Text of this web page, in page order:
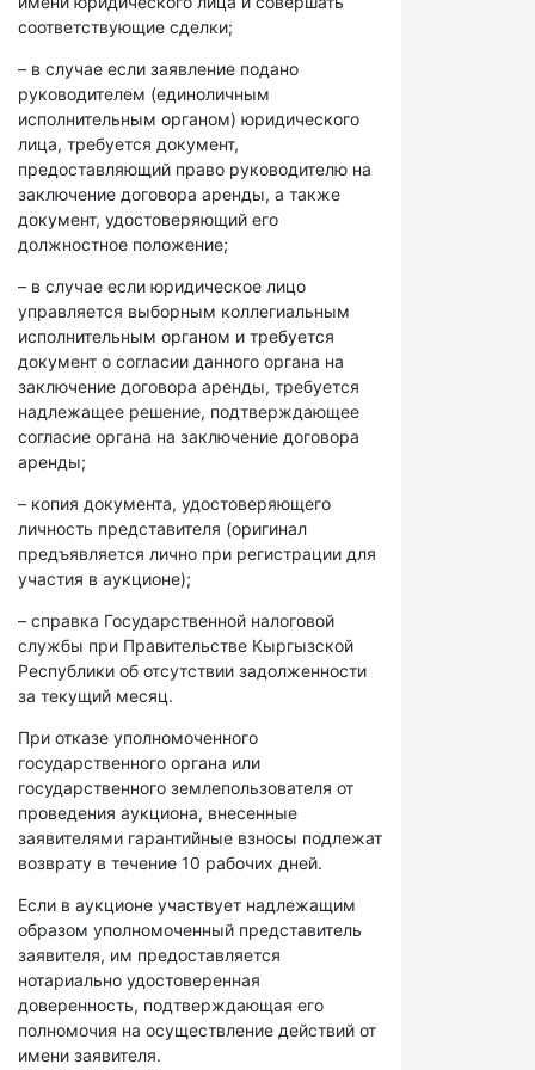
соответствующие сделки;
– в случае если заявление подано
руководителем (единоличным
исполнительным органом) юридического
лица, требуется документ,
предоставляющий право руководителю на
заключение договора аренды, а также
документ, удостоверяющий его
должностное положение;
– в случае если юридическое лицо
управляется выборным коллегиальным
исполнительным органом и требуется
документ о согласии данного органа на
заключение договора аренды, требуется
надлежащее решение, подтверждающее
согласие органа на заключение договора
аренды;
– копия документа, удостоверяющего
личность представителя (оригинал
предъявляется лично при регистрации для
участия в аукционе);
– справка Государственной налоговой
службы при Правительстве Кыргызской
Республики об отсутствии задолженности
за текущий месяц.
При отказе уполномоченного
государственного органа или
государственного землепользователя от
проведения аукциона, внесенные
заявителями гарантийные взносы подлежат
возврату в течение 10 рабочих дней.
Если в аукционе участвует надлежащим
образом уполномоченный представитель
заявителя, им предоставляется
нотариально удостоверенная
доверенность, подтверждающая его
полномочия на осуществление действий от
имени заявителя.